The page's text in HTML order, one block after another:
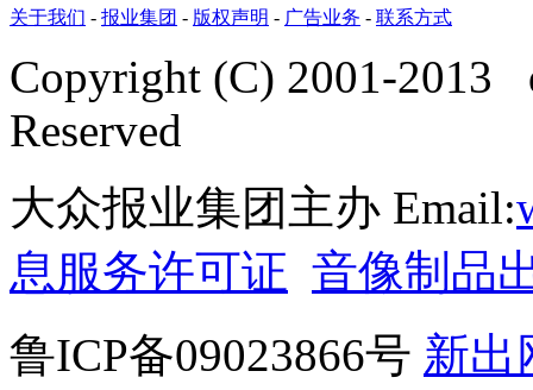
关于我们 - 报业集团 - 版权声明 - 广告业务 - 联系方式
Copyright (C) 2001-2013
Reserved
大众报业集团主办 Email:
息服务许可证 音像制品
鲁ICP备09023866号 新出